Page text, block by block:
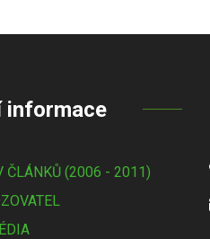
informace
ČLÁNKŮ (2006 - 2011)